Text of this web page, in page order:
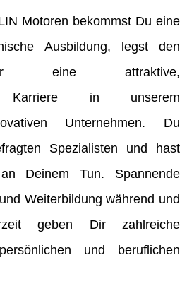
Motoren bekommst Du eine
Ausbildung, legst den
eine attraktive,
Karriere in unserem
Unternehmen. Du
Spezialisten und hast
Deinem Tun. Spannende
Weiterbildung während und
geben Dir zahlreiche
und beruflichen